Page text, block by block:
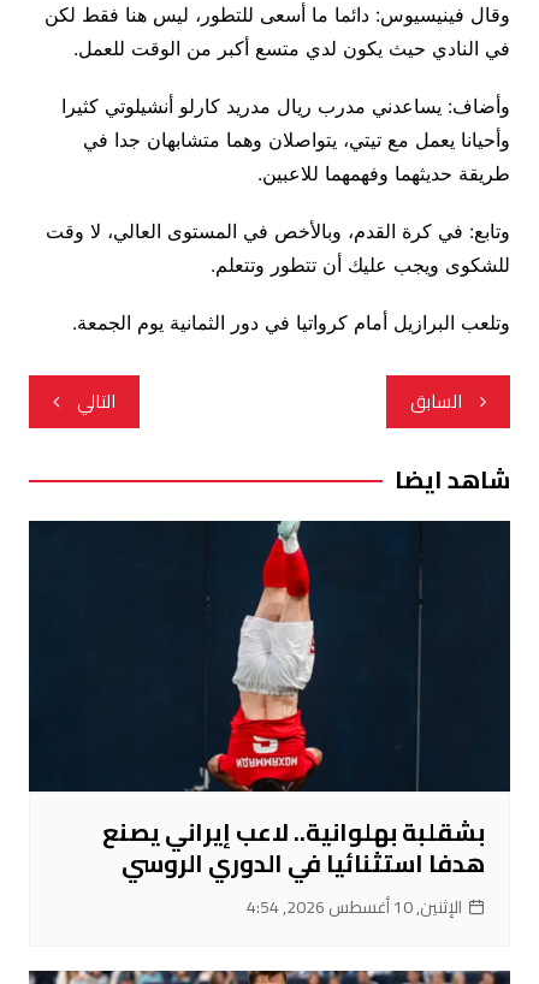
وقال فينيسيوس: دائما ما أسعى للتطور، ليس هنا فقط لكن
في النادي حيث يكون لدي متسع أكبر من الوقت للعمل.
وأضاف: يساعدني مدرب ريال مدريد كارلو أنشيلوتي كثيرا
وأحيانا يعمل مع تيتي، يتواصلان وهما متشابهان جدا في
طريقة حديثهما وفهمهما للاعبين.
وتابع: في كرة القدم، وبالأخص في المستوى العالي، لا وقت
للشكوى ويجب عليك أن تتطور وتتعلم.
وتلعب البرازيل أمام كرواتيا في دور الثمانية يوم الجمعة.
تصفّح
المقالات
السابق التالي
شاهد ايضا
بشقلبة بهلوانية.. لاعب إيراني يصنع
هدفا استثنائيا في الدوري الروسي
الإثنين, 10 أغسطس 2026, 4:54